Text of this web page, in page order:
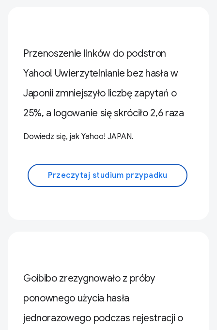
Przenoszenie linków do podstron
Yahoo! Uwierzytelnianie bez hasła w
Japonii zmniejszyło liczbę zapytań o
25%, a logowanie się skróciło 2,6 raza
Dowiedz się, jak Yahoo! JAPAN.
Przeczytaj studium przypadku
Goibibo zrezygnowało z próby
ponownego użycia hasła
jednorazowego podczas rejestracji o